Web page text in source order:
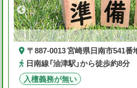
〒887-0013 宮崎県日南市541番
日南線「油津駅」から徒歩約8分
入檀義務が無い